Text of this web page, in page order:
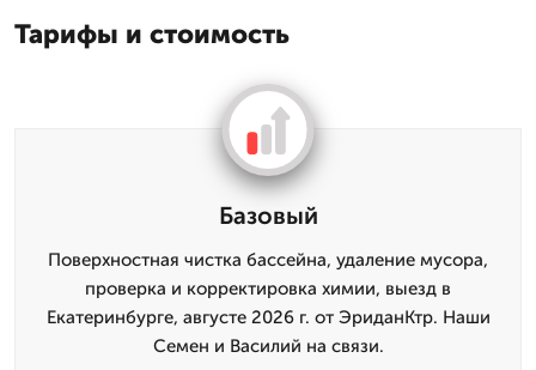
Тарифы и стоимость
Базовый
Поверхностная чистка бассейна, удаление мусора,
проверка и корректировка химии, выезд в
Екатеринбурге, августе 2026 г. от ЭриданКтр. Наши
Семен и Василий на связи.